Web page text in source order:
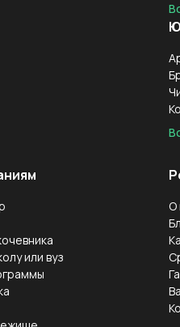
или вуз
О